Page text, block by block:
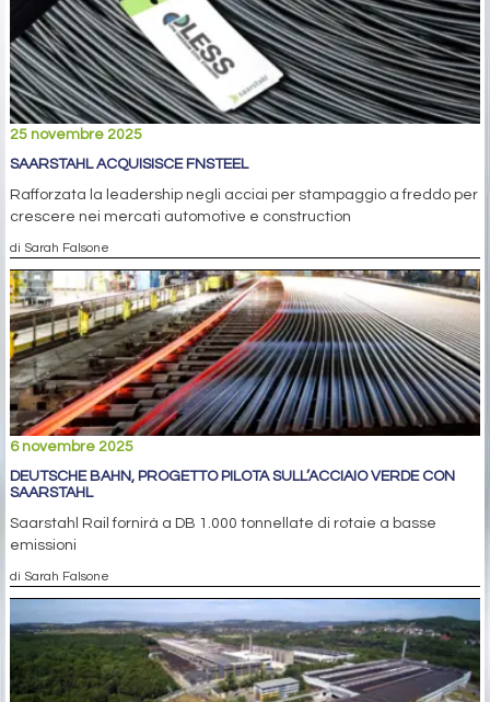
25 novembre 2025
SAARSTAHL ACQUISISCE FNSTEEL
Rafforzata la leadership negli acciai per stampaggio a freddo per
crescere nei mercati automotive e construction
di Sarah Falsone
6 novembre 2025
DEUTSCHE BAHN, PROGETTO PILOTA SULL’ACCIAIO VERDE CON
SAARSTAHL
Saarstahl Rail fornirà a DB 1.000 tonnellate di rotaie a basse
emissioni
di Sarah Falsone